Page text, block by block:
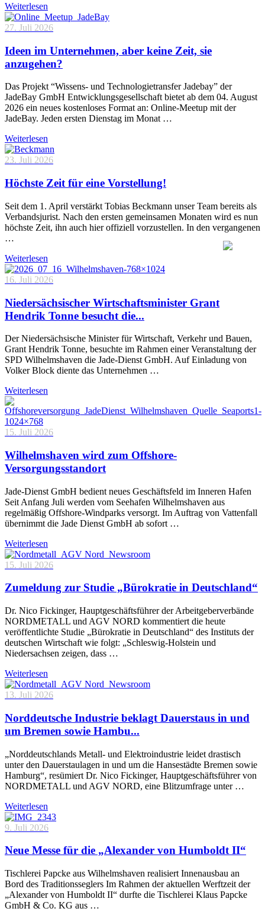
Weiterlesen
27. Juli 2026
Ideen im Unternehmen, aber keine Zeit, sie
anzugehen?
Das Projekt “Wissens- und Technologietransfer Jadebay” der
JadeBay GmbH Entwicklungsgesellschaft bietet ab dem 04. August
2026 ein neues kostenloses Format an: Online-Meetup mit der
JadeBay. Jeden ersten Dienstag im Monat …
Weiterlesen
23. Juli 2026
Höchste Zeit für eine Vorstellung!
Seit dem 1. April verstärkt Tobias Beckmann unser Team bereits als
Verbandsjurist. Nach den ersten gemeinsamen Monaten wird es nun
höchste Zeit, ihn auch hier offiziell vorzustellen. In den vergangenen
…
Weiterlesen
16. Juli 2026
Niedersächsischer Wirtschaftsminister Grant
Hendrik Tonne besucht die...
Der Niedersächsische Minister für Wirtschaft, Verkehr und Bauen,
Grant Hendrik Tonne, besuchte im Rahmen einer Veranstaltung der
SPD Wilhelmshaven die Jade-Dienst GmbH. Auf Einladung von
Volker Block diente das Unternehmen …
Weiterlesen
15. Juli 2026
Wilhelmshaven wird zum Offshore-
Versorgungsstandort
Jade-Dienst GmbH bedient neues Geschäftsfeld im Inneren Hafen
Seit Anfang Juli werden vom Seehafen Wilhelmshaven aus
regelmäßig Offshore-Windparks versorgt. Im Auftrag von Vattenfall
übernimmt die Jade Dienst GmbH ab sofort …
Weiterlesen
15. Juli 2026
Zumeldung zur Studie „Bürokratie in Deutschland“
Dr. Nico Fickinger, Hauptgeschäftsführer der Arbeitgeberverbände
NORDMETALL und AGV NORD kommentiert die heute
veröffentlichte Studie „Bürokratie in Deutschland“ des Instituts der
deutschen Wirtschaft wie folgt: „Schleswig-Holstein und
Niedersachsen zeigen, dass …
Weiterlesen
13. Juli 2026
Norddeutsche Industrie beklagt Dauerstaus in und
um Bremen sowie Hambu...
„Norddeutschlands Metall- und Elektroindustrie leidet drastisch
unter den Dauerstaulagen in und um die Hansestädte Bremen sowie
Hamburg“, resümiert Dr. Nico Fickinger, Hauptgeschäftsführer von
NORDMETALL und AGV NORD, eine Blitzumfrage unter …
Weiterlesen
9. Juli 2026
Neue Messe für die „Alexander von Humboldt II“
Tischlerei Papcke aus Wilhelmshaven realisiert Innenausbau an
Bord des Traditionsseglers Im Rahmen der aktuellen Werftzeit der
„Alexander von Humboldt II“ durfte die Tischlerei Klaus Papcke
GmbH & Co. KG aus …